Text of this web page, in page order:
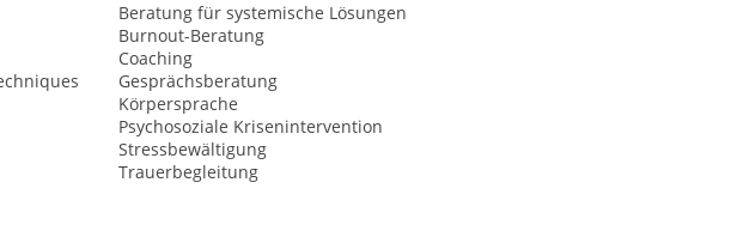
Beratung für systemische Lösungen
Burnout-Beratung
Coaching
Gesprächsberatung
Körpersprache
Psychosoziale Krisenintervention
Stressbewältigung
Trauerbegleitung